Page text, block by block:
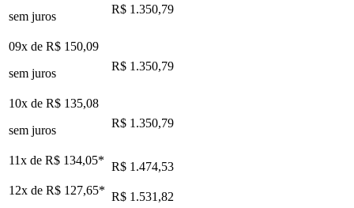
sem juros
R$ 1.350,79
09x de R$ 150,09
sem juros
R$ 1.350,79
10x de R$ 135,08
sem juros
R$ 1.350,79
11x de R$ 134,05* R$ 1.474,53
12x de R$ 127,65* R$ 1.531,82